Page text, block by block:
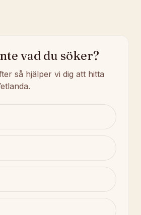
vad du söker?
så hjälper vi dig att hitta